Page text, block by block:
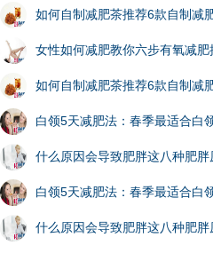
如何自制减肥茶推荐6款自制减
女性如何减肥教你六步有氧减肥
如何自制减肥茶推荐6款自制减
白领5天减肥法：春季最适合白
什么原因会导致肥胖这八种肥胖
白领5天减肥法：春季最适合白
什么原因会导致肥胖这八种肥胖